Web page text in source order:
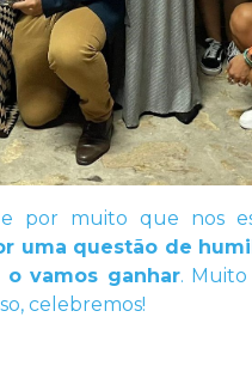
por muito que nos
uma questão de
vamos ganhar. Muito
celebremos!